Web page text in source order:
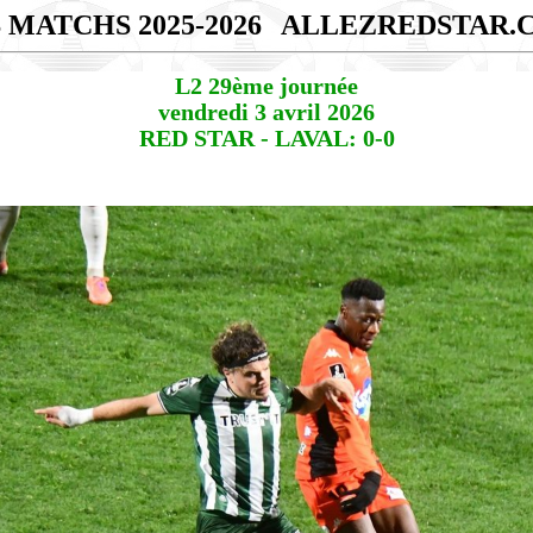
MATCHS 2025-2026
L2 29ème journée
vendredi 3 avril 2026
RED STAR - LAVAL: 0-0